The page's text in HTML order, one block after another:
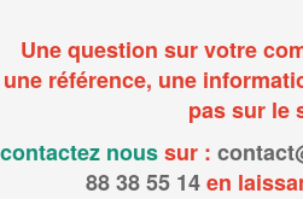
Une question sur votre
une référence, une
pas sur le
contactez noussur :
88 38 55 14en